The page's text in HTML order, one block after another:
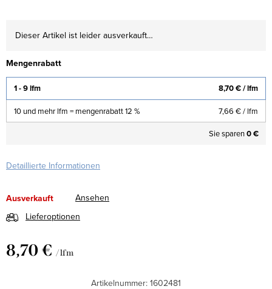
Dieser Artikel ist leider ausverkauft…
Mengenrabatt
1 - 9 lfm 8,70 €/ lfm
10 und mehr lfm = mengenrabatt 12 % 7,66 €/ lfm
Sie sparen0 €
Detaillierte Informationen
Ausverkauft
Ansehen
Lieferoptionen
8,70 € / lfm
Artikelnummer: 1602481